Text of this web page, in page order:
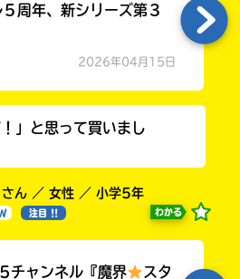
周年、新シリーズ第３
2026年04月15日
」と思って買いまし
さん ／ 女性 ／ 小学5年
注目 !! わかる
ャンネル『魔界
スタ